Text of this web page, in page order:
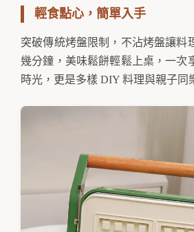
輕食點心，簡單入手
突破傳統烤盤限制，不沾烤盤讓料
幾分鐘，美味鬆餅輕鬆上桌，一次
時光，更是多樣 DIY 料理與親子同